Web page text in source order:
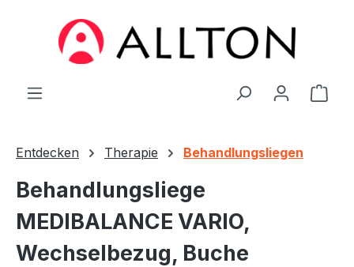
Zum Hauptinhalt springen
Entdecken Therapie Behandlungsliegen
Behandlungsliege
MEDIBALANCE VARIO,
Wechselbezug, Buche